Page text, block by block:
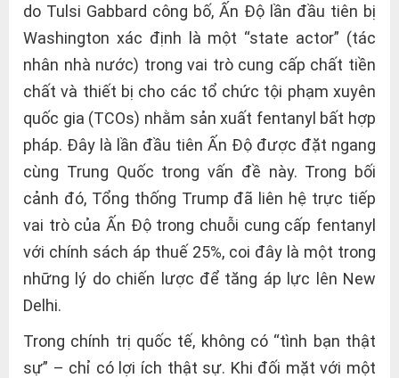
do Tulsi Gabbard công bố, Ấn Độ lần đầu tiên bị
Washington xác định là một “state actor” (tác
nhân nhà nước) trong vai trò cung cấp chất tiền
chất và thiết bị cho các tổ chức tội phạm xuyên
quốc gia (TCOs) nhằm sản xuất fentanyl bất hợp
pháp. Đây là lần đầu tiên Ấn Độ được đặt ngang
cùng Trung Quốc trong vấn đề này. Trong bối
cảnh đó, Tổng thống Trump đã liên hệ trực tiếp
vai trò của Ấn Độ trong chuỗi cung cấp fentanyl
với chính sách áp thuế 25%, coi đây là một trong
những lý do chiến lược để tăng áp lực lên New
Delhi.
Trong chính trị quốc tế, không có “tình bạn thật
sự” – chỉ có lợi ích thật sự. Khi đối mặt với một